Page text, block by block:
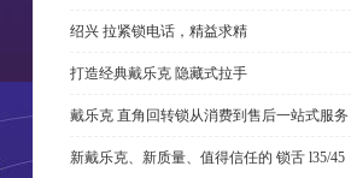
绍兴 拉紧锁电话，精益求精
打造经典戴乐克 隐藏式拉手
戴乐克 直角回转锁从消费到售后一站式服务
新戴乐克、新质量、值得信任的 锁舌 l35/45